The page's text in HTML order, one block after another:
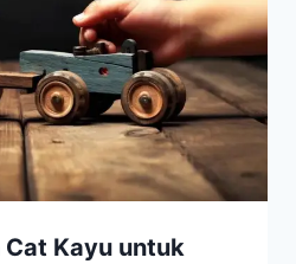
Cat Kayu untuk